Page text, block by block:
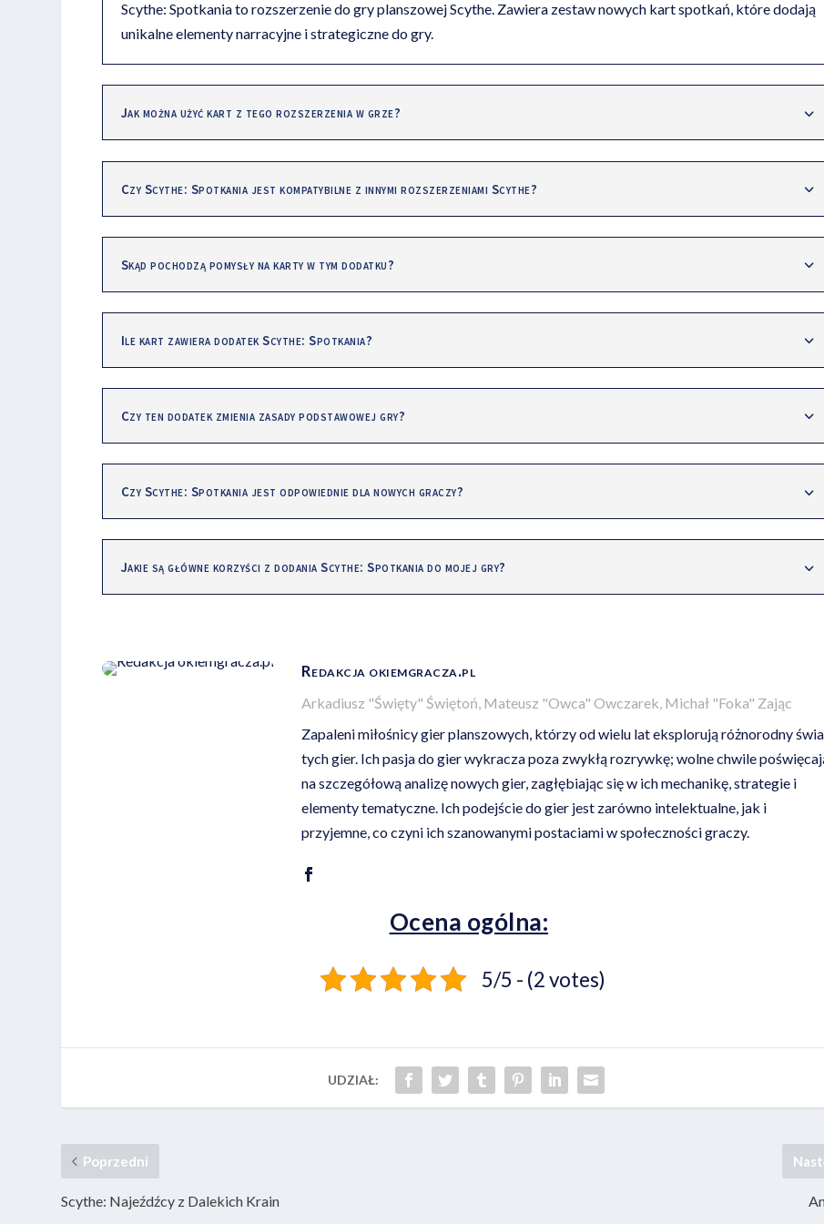
Scythe: Spotkania to rozszerzenie do gry planszowej Scythe. Zawiera zestaw nowych kart spotkań, które dodają
unikalne elementy narracyjne i strategiczne do gry.
Jak można użyć kart z tego rozszerzenia w grze?
Czy Scythe: Spotkania jest kompatybilne z innymi rozszerzeniami Scythe?
Skąd pochodzą pomysły na karty w tym dodatku?
Ile kart zawiera dodatek Scythe: Spotkania?
Czy ten dodatek zmienia zasady podstawowej gry?
Czy Scythe: Spotkania jest odpowiednie dla nowych graczy?
Jakie są główne korzyści z dodania Scythe: Spotkania do mojej gry?
Redakcja okiemgracza.pl
Arkadiusz "Święty" Świętoń, Mateusz "Owca" Owczarek, Michał "Foka" Zając
Zapaleni miłośnicy gier planszowych, którzy od wielu lat eksplorują różnorodny
tych gier. Ich pasja do gier wykracza poza zwykłą rozrywkę; wolne chwile
na szczegółową analizę nowych gier, zagłębiając się w ich mechanikę, strategie i
elementy tematyczne. Ich podejście do gier jest zarówno intelektualne, jak i
przyjemne, co czyni ich szanowanymi postaciami w społeczności graczy.
Ocena ogólna:
5/5 - (2 votes)
UDZIAŁ:
Poprzedni
Scythe: Najeźdźcy z Dalekich Krain